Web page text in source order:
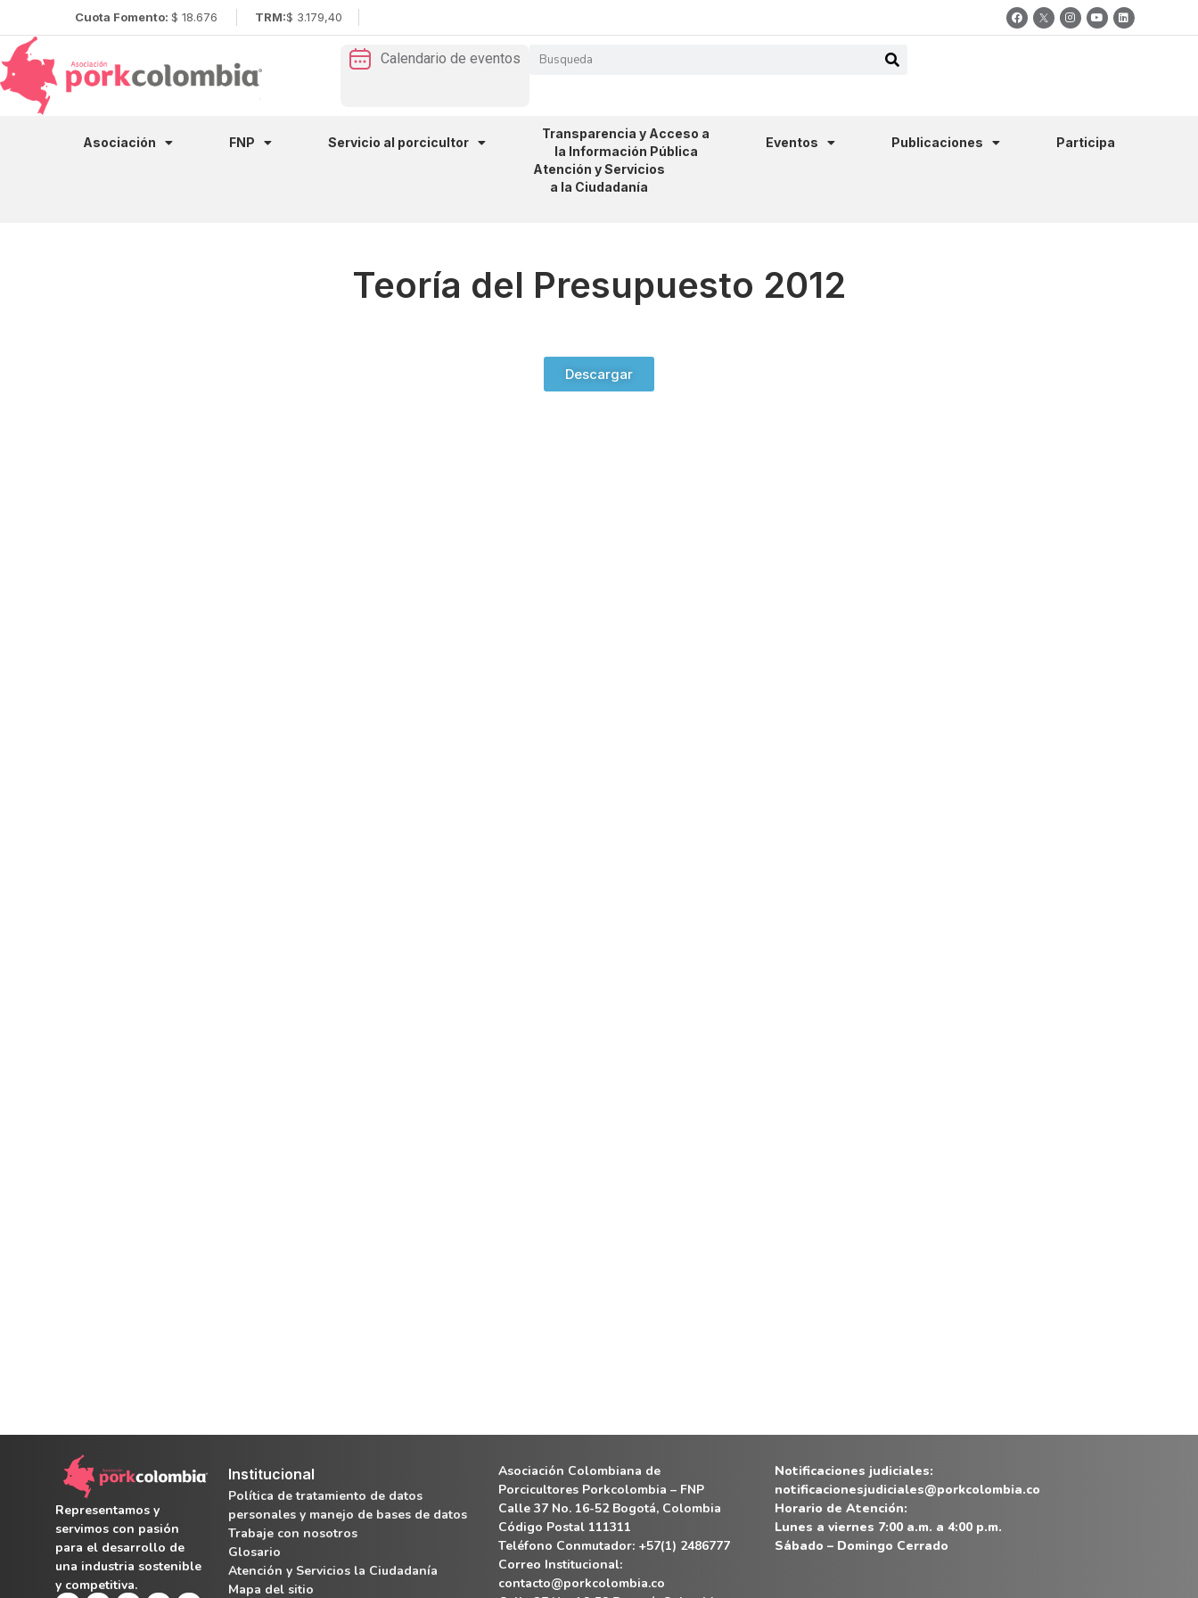
Cuota Fomento: $ 18.676 TRM:$ 3.179,40
Calendario de eventos
Asociación FNP Servicio al porcicultor
Transparencia y Acceso a
la Información Pública
Eventos Publicaciones
Participa
Atención y Servicios
a la Ciudadanía
Teoría del Presupuesto 2012
Descargar
Representamos y
servimos con pasión
para el desarrollo de
una industria sostenible
y competitiva.
Institucional
Política de tratamiento de datos
personales y manejo de bases de datos
Trabaje con nosotros
Glosario
Atención y Servicios la Ciudadanía
Mapa del sitio
Asociación Colombiana de
Porcicultores Porkcolombia – FNP
Calle 37 No. 16-52 Bogotá, Colombia
Código Postal 111311
Teléfono Conmutador: +57(1) 2486777
Correo Institucional:
contacto@porkcolombia.co
Notificaciones judiciales:
notificacionesjudiciales@porkcolombia.co
Horario de Atención:
Lunes a viernes 7:00 a.m. a 4:00 p.m.
Sábado – Domingo Cerrado